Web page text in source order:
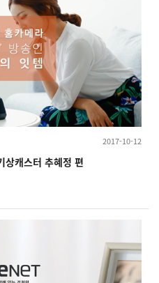
2017-10-12
상캐스터 추혜정 편